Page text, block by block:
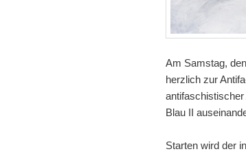
Am Samstag,
herzlich zur
Blau II
Starten wird der